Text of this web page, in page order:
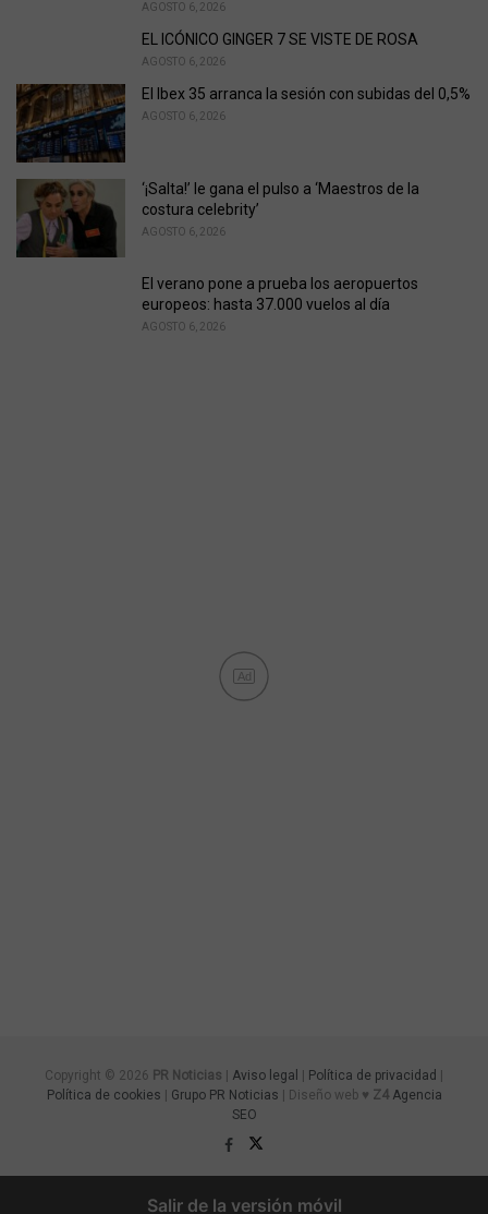
AGOSTO 6, 2026
EL ICÓNICO GINGER 7 SE VISTE DE ROSA
AGOSTO 6, 2026
El Ibex 35 arranca la sesión con subidas del 0,5%
AGOSTO 6, 2026
‘¡Salta!’ le gana el pulso a ‘Maestros de la
costura celebrity’
AGOSTO 6, 2026
El verano pone a prueba los aeropuertos
europeos: hasta 37.000 vuelos al día
AGOSTO 6, 2026
Ad
Copyright © 2026 PR Noticias | Aviso legal | Política de privacidad |
Política de cookies | Grupo PR Noticias | Diseño web ♥ Z4 Agencia
SEO
Salir de la versión móvil